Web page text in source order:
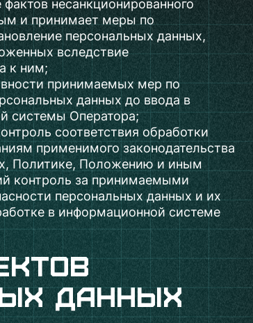
несанкционированного
и принимает меры по
персональных данных,
вследствие
к ним;
принимаемых мер по
данных до ввода в
системы Оператора;
соответствия обработки
применимого законодательства
Политике, Положению и иным
контроль за принимаемыми
персональных данных и их
в информационной системе
данных